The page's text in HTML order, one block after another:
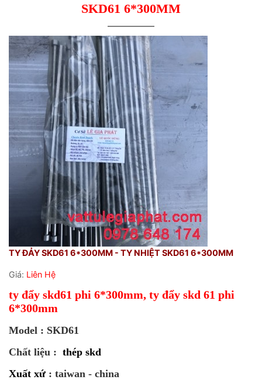
SKD61 6*300MM
TY ĐẢY SKD61 6*300MM - TY NHIỆT SKD61 6*300MM
Giá: Liên Hệ
ty đẩy skd61 phi 6*300mm, ty đẩy skd 61 phi
6*300mm
Model : SKD61
Chất liệu : thép skd
Xuất xứ : taiwan - china